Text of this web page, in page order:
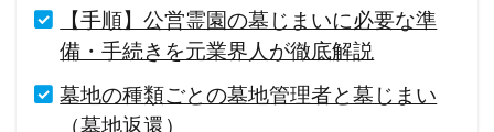
【手順】公営霊園の墓じまいに必要な準
備・手続きを元業界人が徹底解説
墓地の種類ごとの墓地管理者と墓じまい
（墓地返還）